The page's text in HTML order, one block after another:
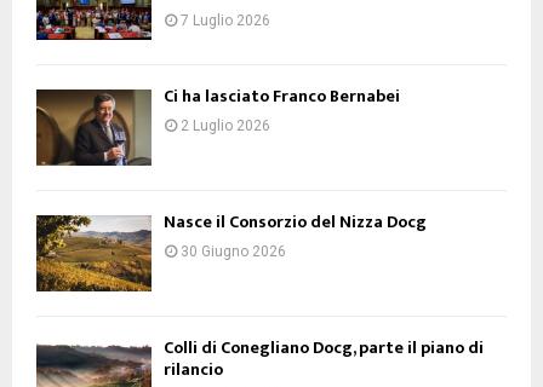
7 Luglio 2026
Ci ha lasciato Franco Bernabei
2 Luglio 2026
Nasce il Consorzio del Nizza Docg
30 Giugno 2026
Colli di Conegliano Docg, parte il piano di
rilancio